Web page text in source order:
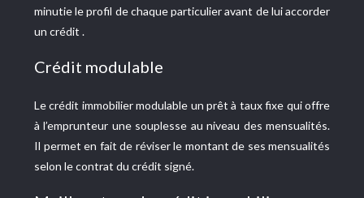
minutie le profil de chaque particulier avant de lui accorder
un crédit .
Crédit modulable
Le crédit immobilier modulable un prêt à taux fixe qui offre
à l’emprunteur une souplesse au niveau des mensualités.
Il permet en fait de réviser le montant de ses mensualités
selon le contrat du crédit signé.